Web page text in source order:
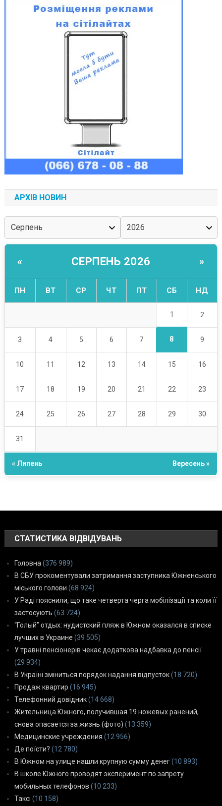
АРХІВ НОВИН
« СЕРПЕНЬ 2026 »
ПН ВТ СР ЧТ ПТ СБ НД
1 2
3 4 5 6 7 8 9
10 11 12 13 14 15 16
17 18 19 20 21 22 23
24 25 26 27 28 29 30
31
« Липень Вересень »
СТАТИСТИКА ВІДВІДУВАНЬ
Головна (376 989)
В СБУ прокоментували затримання заступника Южненського
міського голови (68 924)
У Раді пояснили, що таке четверта черга мобілізації та коли її
застосують (63 724)
“Голый” отдых: нудистский пляж в Южном оказался в списке
лучших в Украине (39 505)
У травні пенсіонерів чекає додаткова надбавка до пенсії
(29 934)
В Україні зміниться порядок надання відпусток(18 720)
Продаж квартир (16 945)
Телефонний довідник(14 668)
Жительница Южного, получившая 19 ножевых ранений,
снова опасается за жизнь (фото) (13 359)
Медицинские учреждения (12 956)
Де поїсти? (12 780)
В Южном на улице нашли крупную сумму денег(10 893)
В школе Южного проводят эксперимент по запрету
мобильных телефонов (10 233)
Таксі (10 158)